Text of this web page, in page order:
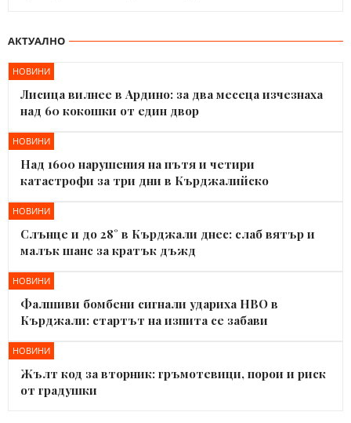
АКТУАЛНО
НОВИНИ
Лисица вилнее в Ардино: за два месеца изчезнаха
над 60 кокошки от един двор
НОВИНИ
Над 1600 нарушения на пътя и четири
катастрофи за три дни в Кърджалийско
НОВИНИ
Слънце и до 28° в Кърджали днес: слаб вятър и
малък шанс за кратък дъжд
НОВИНИ
Фалшиви бомбени сигнали удариха НВО в
Кърджали: стартът на изпита се забави
НОВИНИ
Жълт код за вторник: гръмотевици, порои и риск
от градушки